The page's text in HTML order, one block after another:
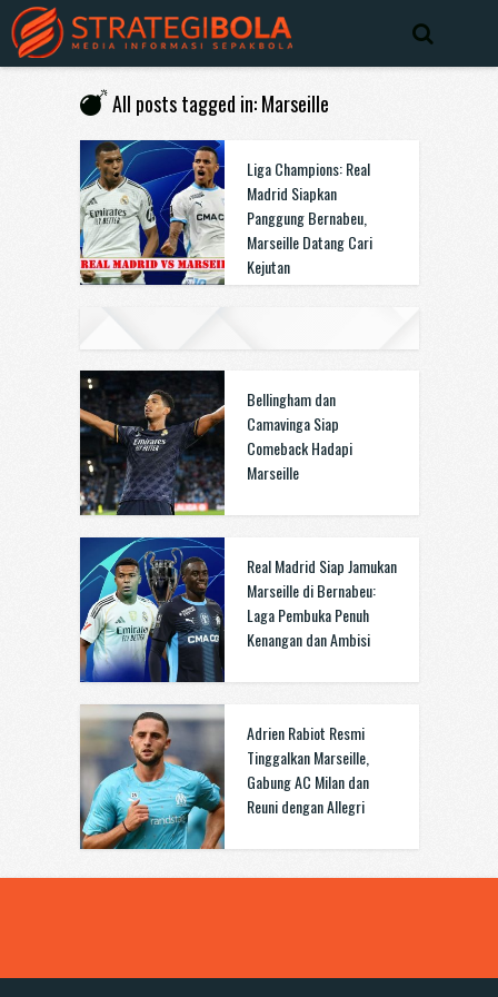
All posts tagged in: Marseille
Liga Champions: Real
Madrid Siapkan
Panggung Bernabeu,
Marseille Datang Cari
Kejutan
Bellingham dan
Camavinga Siap
Comeback Hadapi
Marseille
Real Madrid Siap Jamukan
Marseille di Bernabeu:
Laga Pembuka Penuh
Kenangan dan Ambisi
Adrien Rabiot Resmi
Tinggalkan Marseille,
Gabung AC Milan dan
Reuni dengan Allegri